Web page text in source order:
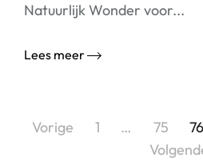
Natuurlijk Wonder voor...
Lees meer
Berichtnavigatie
Vorige 1 … 75 76